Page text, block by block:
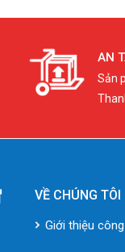
AN
Sản
VỀ CHÚNG TÔI
Giới thiệu